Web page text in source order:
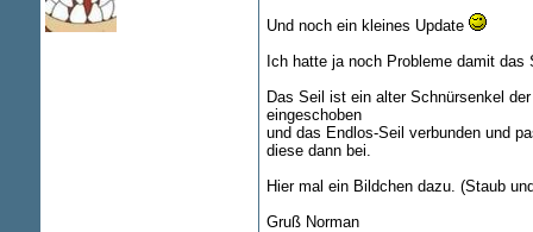
Und noch ein kleines Update
Ich hatte ja noch Probleme damit
Das Seil ist ein alter Schnürsenkel
eingeschoben
und das Endlos-Seil verbunden und
diese dann bei.
Hier mal ein Bildchen dazu. (Staub
Gruß Norman